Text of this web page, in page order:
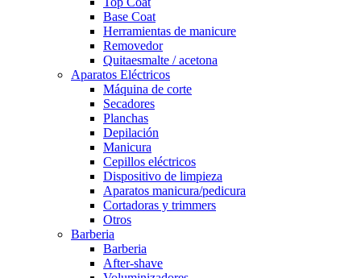
Base Coat
Herramientas de manicure
Removedor
Quitaesmalte / acetona
Aparatos Eléctricos
Máquina de corte
Secadores
Planchas
Depilación
Manicura
Cepillos eléctricos
Dispositivo de limpieza
Aparatos manicura/pedicura
Cortadoras y trimmers
Otros
Barberia
Barberia
After-shave